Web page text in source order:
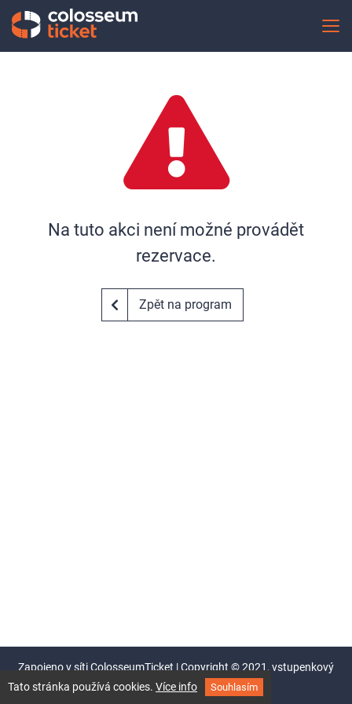
Tato stránka používá cookies. Více info Souhlasím
Na tuto akci není možné provádět
rezervace.
Zpět na program
Zapojeno v sítiColosseumTicket |Copyright © 2021, vstupenkový
systém Colosseum